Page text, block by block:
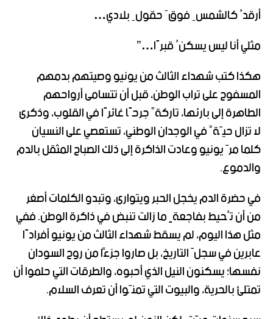
أرقدُ كالشمسِ فوقَ حقولِ بلادي…
مثلي أنا ليس يسكنُ قبرًا…”
هكذا كتب شهداء الثالث من يونيو وصيتهم بدمهم
المسفوح على تراب الوطن، قبل أن تتسامى أرواحهم
الطاهرة إلى بارئها، تاركةً جرحًا غائرًا في القلوب، وذكرى
لا تزال حيّةً في الوجدان الوطني، تستعصي على النسيان
كلما مرّ يونيو وعادت الذاكرة إلى ذلك الصباح المثقل بالدم
والدموع.
في حضرة الدم يخجل الحبر ويتوارى، وتبدو الكلمات أصغر
من أن تُحيط بفاجعةٍ ما زالت تنبض في ذاكرة الوطن. ففي
مثل هذا اليوم، لم يسقط شهداء الثالث من يونيو أفرادًا
عابرين في سجلّ التاريخ، بل صاروا جزءًا من روح السودان
نفسها؛ يسكنون النيل الذي أحبوه، والطرقات التي حلموا أن
تمتلئ بالحرية، والبيوت التي تمنّوا أن تعرف السلام.